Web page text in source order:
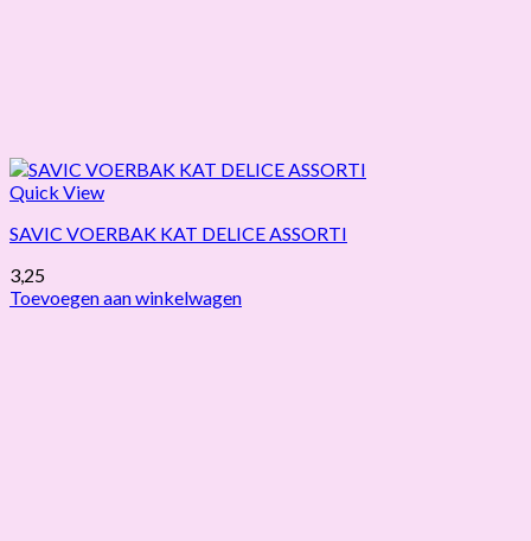
Quick View
SAVIC VOERBAK KAT DELICE ASSORTI
3,25
Toevoegen aan winkelwagen